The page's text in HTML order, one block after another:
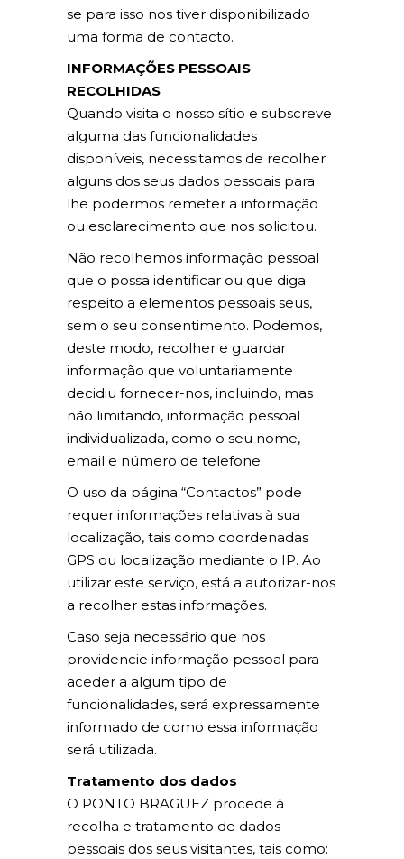
se para isso nos tiver disponibilizado
uma forma de contacto.
INFORMAÇÕES PESSOAIS
RECOLHIDAS
Quando visita o nosso sítio e subscreve
alguma das funcionalidades
disponíveis, necessitamos de recolher
alguns dos seus dados pessoais para
lhe podermos remeter a informação
ou esclarecimento que nos solicitou.
Não recolhemos informação pessoal
que o possa identificar ou que diga
respeito a elementos pessoais seus,
sem o seu consentimento. Podemos,
deste modo, recolher e guardar
informação que voluntariamente
decidiu fornecer-nos, incluindo, mas
não limitando, informação pessoal
individualizada, como o seu nome,
email e número de telefone.
O uso da página “Contactos” pode
requer informações relativas à sua
localização, tais como coordenadas
GPS ou localização mediante o IP. Ao
utilizar este serviço, está a autorizar-nos
a recolher estas informações.
Caso seja necessário que nos
providencie informação pessoal para
aceder a algum tipo de
funcionalidades, será expressamente
informado de como essa informação
será utilizada.
Tratamento dos dados
O PONTO BRAGUEZ procede à
recolha e tratamento de dados
pessoais dos seus visitantes, tais como: